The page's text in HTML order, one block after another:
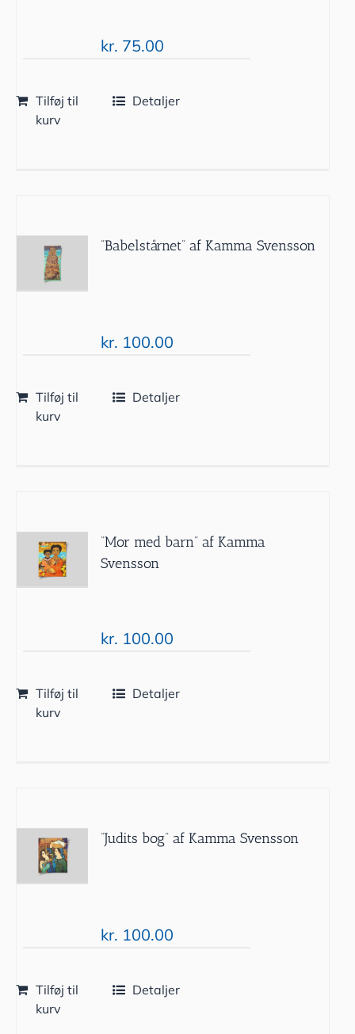
kr. 75.00
Tilføj til
kurv
Detaljer
”Babelstårnet” af Kamma Svensson
kr. 100.00
Tilføj til
kurv
Detaljer
”Mor med barn” af Kamma
Svensson
kr. 100.00
Tilføj til
kurv
Detaljer
”Judits bog” af Kamma Svensson
kr. 100.00
Tilføj til
kurv
Detaljer